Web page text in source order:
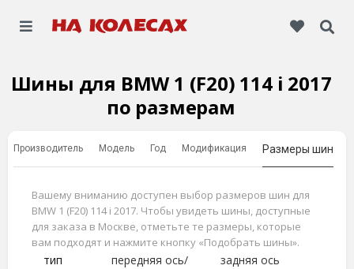
Шины для BMW 1 (F20) 114 i 2017
по размерам
Производитель Модель Год Модификация Размеры шин
Вашему вниманию доступен выбор размеров шин для
BMW 1 (F20) 114 i 2017. Чтобы увидеть шины, доступные
для заказа в Москве, отметьте те размеры, которые
вам подходят и нажмите кнопку «Подобрать шины».
тип
передняя ось/
задняя ось